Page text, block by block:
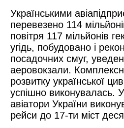
Українськими
перевезено 114
повітря 117 мільйонів
угідь, побудовано і
посадочних смуг,
аеровокзали.
розвитку української
успішно виконувалась.
авіатори України
рейси до 17-ти міст